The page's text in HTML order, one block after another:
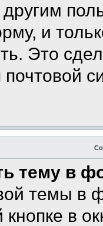
и
Это
почтовой
тему в
темы в
кнопке в